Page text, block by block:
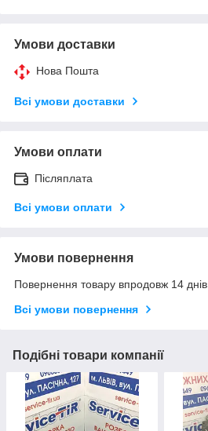
Умови доставки
Нова Пошта
Всі умови доставки
Умови оплати
Післяплата
Всі умови оплати
Умови повернення
Повернення товару впродовж 14
Всі умови повернення
Подібні товари компанії